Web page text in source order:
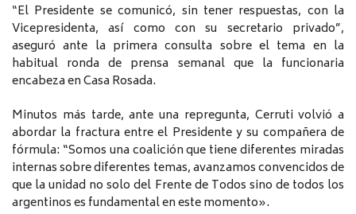
“El Presidente se comunicó, sin tener respuestas, con la
Vicepresidenta, así como con su secretario privado”,
aseguró ante la primera consulta sobre el tema en la
habitual ronda de prensa semanal que la funcionaria
encabeza en Casa Rosada.
Minutos más tarde, ante una repregunta, Cerruti volvió a
abordar la fractura entre el Presidente y su compañera de
fórmula: “Somos una coalición que tiene diferentes miradas
internas sobre diferentes temas, avanzamos convencidos de
que la unidad no solo del Frente de Todos sino de todos los
argentinos es fundamental en este momento».